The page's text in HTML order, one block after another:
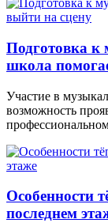
Подготовка
школа
Участие в
возможность
Особенности
последнем